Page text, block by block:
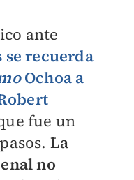
ante
se recuerda
Ochoa a
fue un
La
no